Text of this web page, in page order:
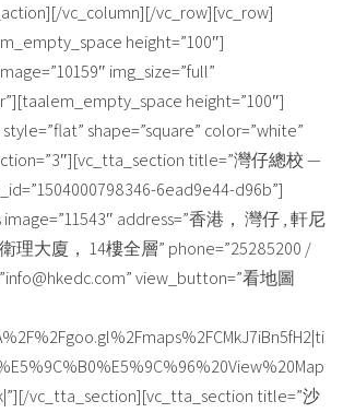
vc_column][/vc_row][vc_row]
height=”100″]
img_size=”full”
height=”100″]
shape=”square” color=”white”
title=”灣仔總校 —
6ead9e44-d96b”]
address=”香港， 灣仔 , 軒尼
理大廈， 14樓全層” phone=”25285200 /
view_button=”看地圖
vc_tta_section][vc_tta_section title=”沙